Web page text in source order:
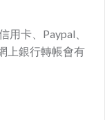
用卡、Paypal、
上銀行轉帳會有